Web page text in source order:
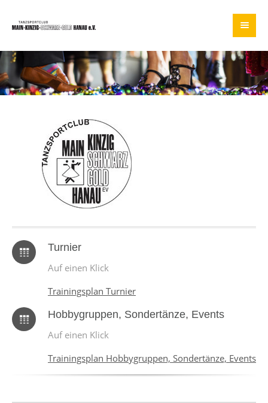
Turnier
Auf einen Klick
Trainingsplan Turnier
Hobbygruppen, Sondertänze, Events
Auf einen Klick
Trainingsplan Hobbygruppen, Sondertänze, Events